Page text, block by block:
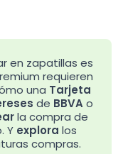
en zapatillas es
requieren
una Tarjeta
de BBVAo
la compra de
Y explora los
compras.